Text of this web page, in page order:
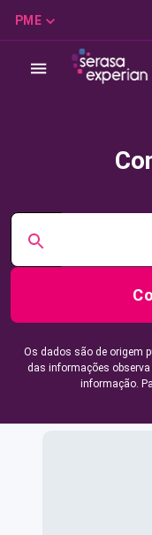
PME
Os dados são de origem
das informações
informação.